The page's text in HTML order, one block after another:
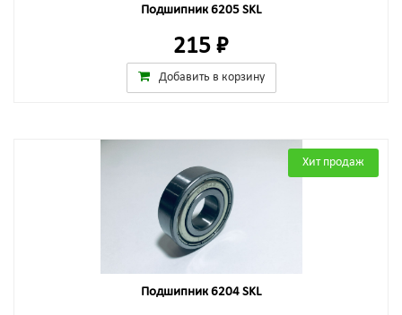
Подшипник 6205 SKL
215 ₽
Добавить в корзину
Хит продаж
Подшипник 6204 SKL